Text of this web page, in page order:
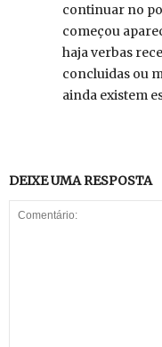
continuar no
começou
haja verbas
concluidas ou
ainda existem
DEIXE UMA RESPOSTA